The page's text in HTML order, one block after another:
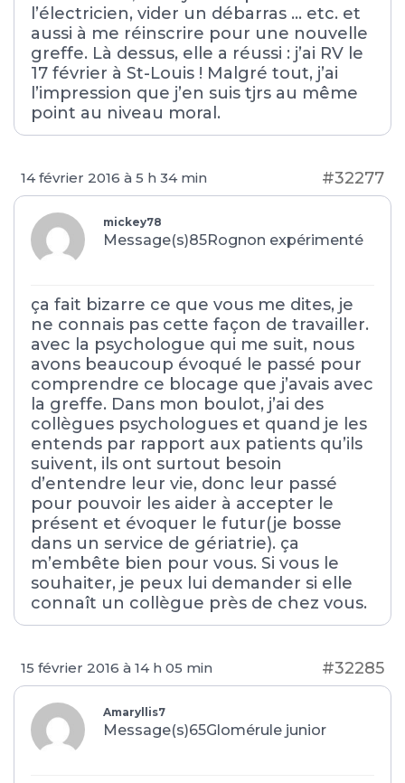
l’électricien, vider un débarras … etc. et
aussi à me réinscrire pour une nouvelle
greffe. Là dessus, elle a réussi : j’ai RV le
17 février à St-Louis ! Malgré tout, j’ai
l’impression que j’en suis tjrs au même
point au niveau moral.
14 février 2016 à 5 h 34 min #32277
mickey78
Message(s)85Rognon expérimenté
ça fait bizarre ce que vous me dites, je
ne connais pas cette façon de travailler.
avec la psychologue qui me suit, nous
avons beaucoup évoqué le passé pour
comprendre ce blocage que j’avais avec
la greffe. Dans mon boulot, j’ai des
collègues psychologues et quand je les
entends par rapport aux patients qu’ils
suivent, ils ont surtout besoin
d’entendre leur vie, donc leur passé
pour pouvoir les aider à accepter le
présent et évoquer le futur(je bosse
dans un service de gériatrie). ça
m’embête bien pour vous. Si vous le
souhaiter, je peux lui demander si elle
connaît un collègue près de chez vous.
15 février 2016 à 14 h 05 min #32285
Amaryllis7
Message(s)65Glomérule junior